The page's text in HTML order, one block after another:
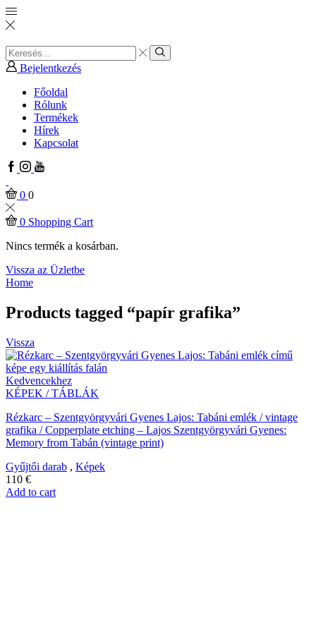
Search
input
Search
Bejelentkezés
Főoldal
Rólunk
Termékek
Hírek
Kapcsolat
Facebook
Instagram
Youtube
0 0
0 Shopping Cart
Nincs termék a kosárban.
Vissza az Üzletbe
Home
Products tagged “papír grafika”
Vissza
Kedvencekhez
KÉPEK / TÁBLÁK
Rézkarc – Szentgyörgyvári Gyenes Lajos: Tabáni emlék / vintage
grafika / Copperplate etching – Lajos Szentgyörgyvári Gyenes:
Memory from Tabán (vintage print)
Gyűjtői darab , Képek
110 €
Add to cart